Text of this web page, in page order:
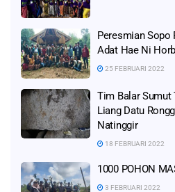
Peresmian Sopo
Adat Hae Ni
25 FEBRUARI 2022
Tim Balar Sumut
Liang Datu
Natinggir
18 FEBRUARI 2022
1000 POHON
3 FEBRUARI 2022